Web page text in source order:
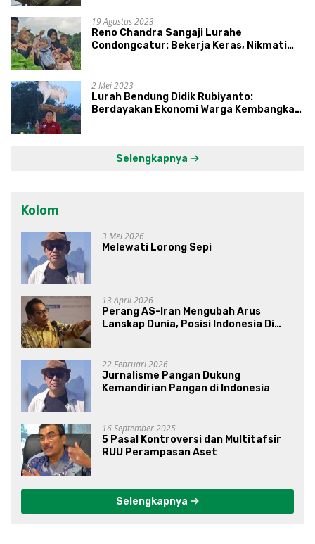
19 Agustus 2023
Reno Chandra Sangaji Lurahe
Condongcatur: Bekerja Keras, Nikmati
2 Mei 2023
Lurah Bendung Didik Rubiyanto:
Berdayakan Ekonomi Warga Kembangkan
Selengkapnya
Kolom
3 Mei 2026
Melewati Lorong Sepi
13 April 2026
Perang AS-Iran Mengubah Arus
Lanskap Dunia, Posisi Indonesia Di
22 Februari 2026
Jurnalisme Pangan Dukung
Kemandirian Pangan di Indonesia
16 September 2025
5 Pasal Kontroversi dan Multitafsir
RUU Perampasan Aset
Selengkapnya